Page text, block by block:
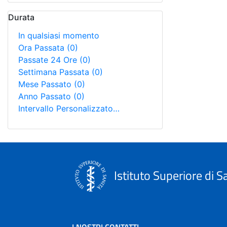
Durata
In qualsiasi momento
Ora Passata (0)
Passate 24 Ore (0)
Settimana Passata (0)
Mese Passato (0)
Anno Passato (0)
Intervallo Personalizzato…
Istituto Superiore di